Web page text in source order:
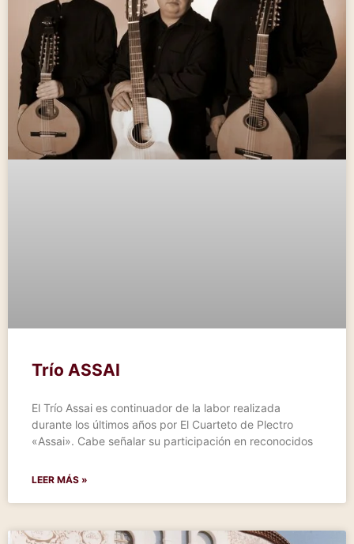
Trío ASSAI
El Trío Assai es continuador de la labor realizada
durante los últimos años por El Cuarteto de Plectro
«Assai». Cabe señalar su participación en reconocidos
LEER MÁS »